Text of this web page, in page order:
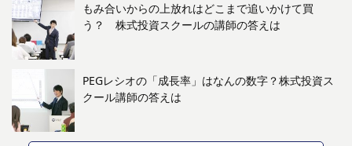
もみ合いからの上放れはどこまで追いかけて買
う？ 株式投資スクールの講師の答えは
PEGレシオの「成長率」はなんの数字？株式投資ス
クール講師の答えは